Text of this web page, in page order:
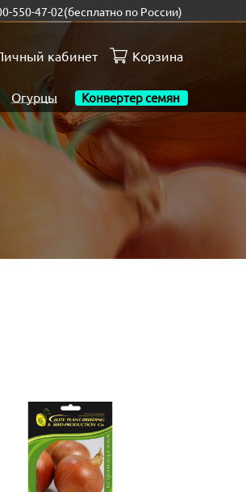
550-47-02(бесплатно по России)
кабинет Корзина
Огурцы Конвертер семян